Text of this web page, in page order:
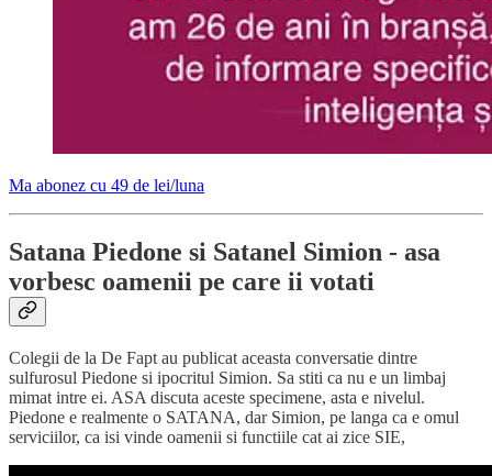
Ma abonez cu 49 de lei/luna
Satana Piedone si Satanel Simion - asa
vorbesc oamenii pe care ii votati
Colegii de la De Fapt au publicat aceasta conversatie dintre
sulfurosul Piedone si ipocritul Simion. Sa stiti ca nu e un limbaj
mimat intre ei. ASA discuta aceste specimene, asta e nivelul.
Piedone e realmente o SATANA, dar Simion, pe langa ca e omul
serviciilor, ca isi vinde oamenii si functiile cat ai zice SIE,